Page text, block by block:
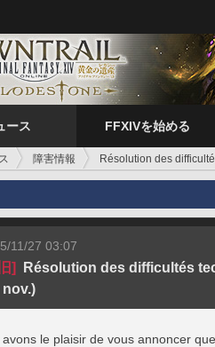
ース FFXIVを始める
障害情報 Résolution des
11/27 03:07
]
Résolution des difficultés
nov.)
avons le plaisir de vous annoncer